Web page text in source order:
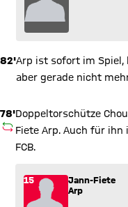
82'Arp ist sofort im Spiel,
aber gerade nicht
78'
AUSWECHSLUNG
Doppeltorschütze
Fiete Arp. Auch für
FCB.
Wechsel: Jann-Fiete
15
Jann-Fiete
Arp